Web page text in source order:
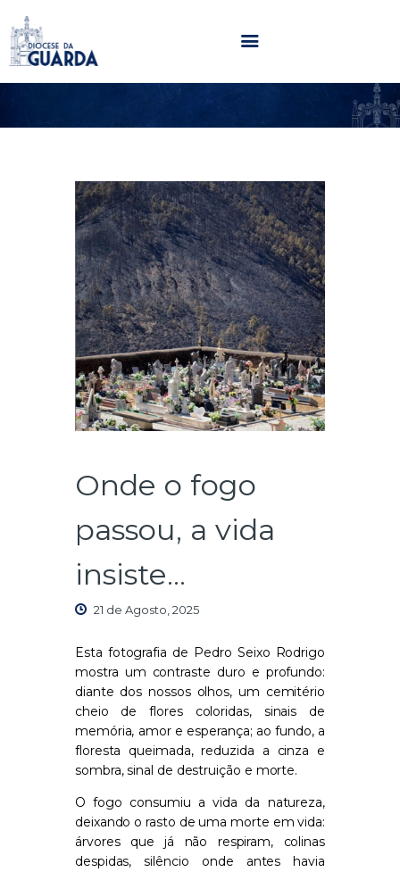
HOME
PARÓQUIAS
NOTÍCIAS
AGENDA
MULTIMÉDIA
SENTIR COM A IGREJA
CONTACTOS
Onde o fogo
passou, a vida
insiste…
21 de Agosto, 2025
Esta fotografia de Pedro Seixo Rodrigo
mostra um contraste duro e profundo:
diante dos nossos olhos, um cemitério
cheio de flores coloridas, sinais de
memória, amor e esperança; ao fundo, a
floresta queimada, reduzida a cinza e
sombra, sinal de destruição e morte.
O fogo consumiu a vida da natureza,
deixando o rasto de uma morte em vida:
árvores que já não respiram, colinas
despidas, silêncio onde antes havia